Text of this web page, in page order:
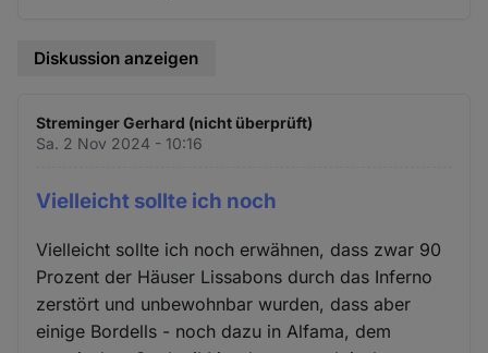
Diskussion anzeigen
Streminger Gerhard (nicht überprüft)
Sa. 2 Nov 2024 - 10:16
Vielleicht sollte ich noch
Vielleicht sollte ich noch erwähnen, dass zwar 90
Prozent der Häuser Lissabons durch das Inferno
zerstört und unbewohnbar wurden, dass aber
einige Bordells - noch dazu in Alfama, dem